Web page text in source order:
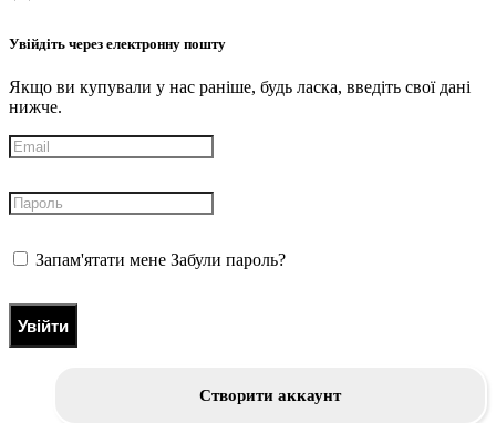
Увійдіть через електронну пошту
Якщо ви купували у нас раніше, будь ласка, введіть свої дані
нижче.
Запам'ятати мене Забули пароль?
Увійти
Створити аккаунт